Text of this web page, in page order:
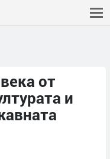
от
и